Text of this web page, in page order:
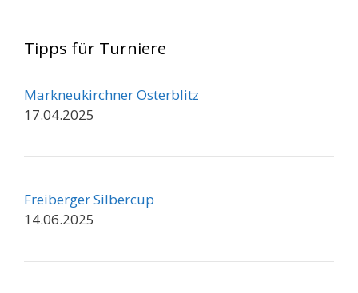
Tipps für Turniere
Markneukirchner Osterblitz
17.04.2025
Freiberger Silbercup
14.06.2025